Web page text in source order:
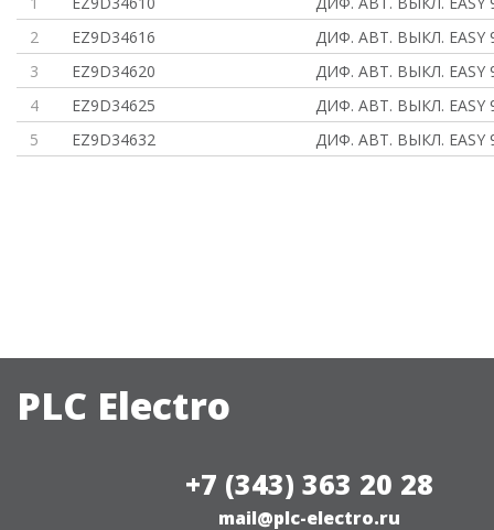
2
EZ9D34616
ДИФ. АВТ. ВЫКЛ. EASY
3
EZ9D34620
ДИФ. АВТ. ВЫКЛ. EASY
4
EZ9D34625
ДИФ. АВТ. ВЫКЛ. EASY
5
EZ9D34632 ДИФ. АВТ. ВЫКЛ. EASY
PLC Electro
+7 (343) 363 20 28
mail@plc-electro.ru